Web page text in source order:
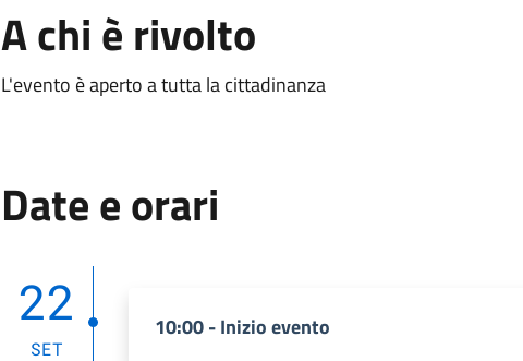
A chi è rivolto
L'evento è aperto a tutta la cittadinanza
Date e orari
22
SET
10:00 - Inizio evento